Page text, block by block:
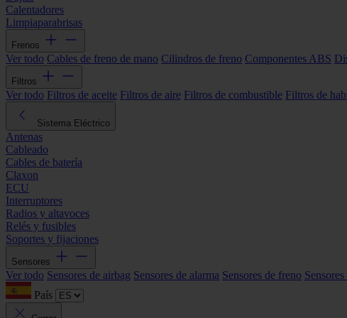
Calentadores
Limpiaparabrisas
Frenos
Ver todo Cables de freno de mano Cilindros de freno Componentes ABS
Filtros
Ver todo Filtros de aceite Filtros de aire Filtros de combustible Filtros de
Sistema Eléctrico
Antenas
Cableado
Cables de batería
Claxon
ECU
Interruptores
Radios y altavoces
Relés y fusibles
Soportes y fijaciones
Sensores
Ver todo Sensores de airbag Sensores de alarma Sensores de freno
País